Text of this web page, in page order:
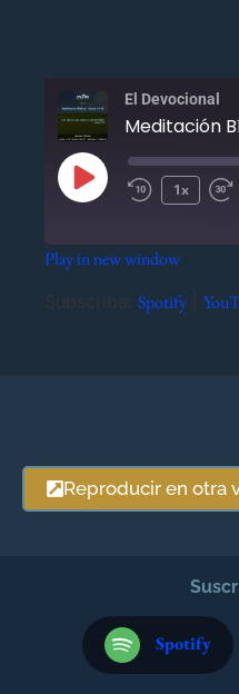
El Devocional
Meditación
1x
Play in new window
Spotify
Reproducir en otra
Spotify